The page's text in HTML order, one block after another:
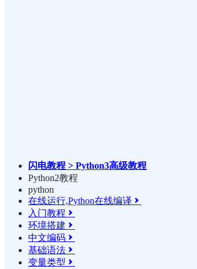
闪电教程 > Python3高级教程
Python2教程
python
在线运行,Python在线编译 
入门教程 
环境搭建 
中文编码 
基础语法 
变量类型 